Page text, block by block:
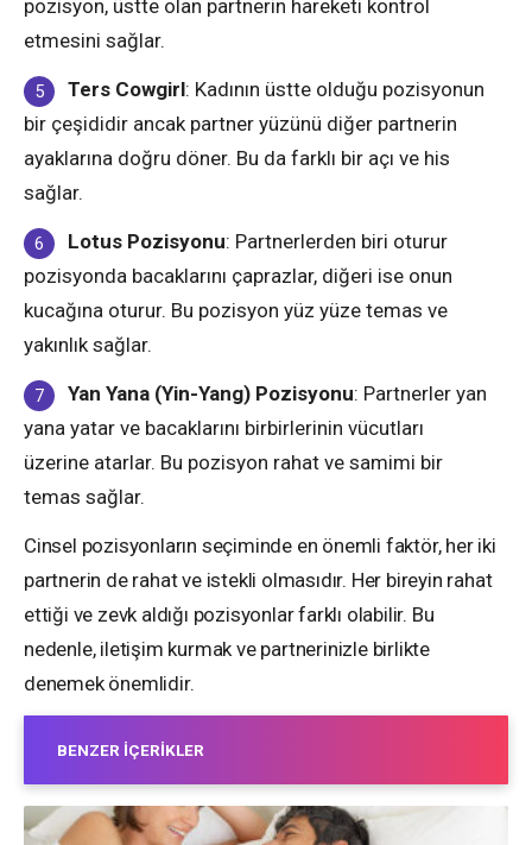
pozisyon, üstte olan partnerin hareketi kontrol
etmesini sağlar.
Ters Cowgirl: Kadının üstte olduğu pozisyonun
bir çeşididir ancak partner yüzünü diğer partnerin
ayaklarına doğru döner. Bu da farklı bir açı ve his
sağlar.
Lotus Pozisyonu: Partnerlerden biri oturur
pozisyonda bacaklarını çaprazlar, diğeri ise onun
kucağına oturur. Bu pozisyon yüz yüze temas ve
yakınlık sağlar.
Yan Yana (Yin-Yang) Pozisyonu: Partnerler yan
yana yatar ve bacaklarını birbirlerinin vücutları
üzerine atarlar. Bu pozisyon rahat ve samimi bir
temas sağlar.
Cinsel pozisyonların seçiminde en önemli faktör, her iki
partnerin de rahat ve istekli olmasıdır. Her bireyin rahat
ettiği ve zevk aldığı pozisyonlar farklı olabilir. Bu
nedenle, iletişim kurmak ve partnerinizle birlikte
denemek önemlidir.
BENZER İÇERIKLER